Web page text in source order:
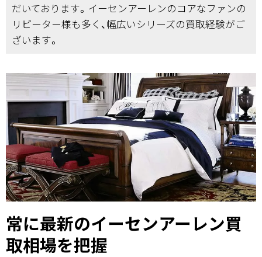
だいております。イーセンアーレンのコアなファンの
リピーター様も多く、幅広いシリーズの買取経験がご
ざいます。
常に最新のイーセンアーレン買
取相場を把握